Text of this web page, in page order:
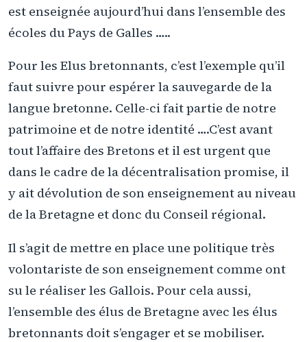
est enseignée aujourd’hui dans l’ensemble des
écoles du Pays de Galles …..
Pour les Elus bretonnants, c’est l’exemple qu’il
faut suivre pour espérer la sauvegarde de la
langue bretonne. Celle-ci fait partie de notre
patrimoine et de notre identité ….C’est avant
tout l’affaire des Bretons et il est urgent que
dans le cadre de la décentralisation promise, il
y ait dévolution de son enseignement au niveau
de la Bretagne et donc du Conseil régional.
Il s’agit de mettre en place une politique très
volontariste de son enseignement comme ont
su le réaliser les Gallois. Pour cela aussi,
l’ensemble des élus de Bretagne avec les élus
bretonnants doit s’engager et se mobiliser.